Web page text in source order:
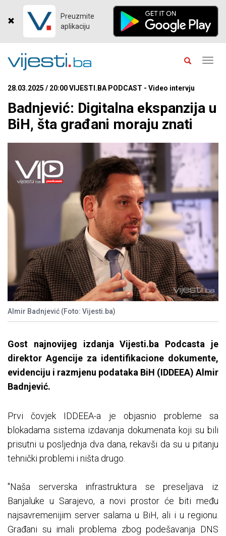
Preuzmite
aplikaciju
28.03.2025 / 20:00 VIJESTI.BA PODCAST - Video intervju
Badnjević: Digitalna ekspanzija u
BiH, šta građani moraju znati
Almir Badnjević (Foto: Vijesti.ba)
Gost najnovijeg izdanja Vijesti.ba Podcasta je
direktor Agencije za identifikacione dokumente,
evidenciju i razmjenu podataka BiH (IDDEEA) Almir
Badnjević.
Prvi čovjek IDDEEA-a je objasnio probleme sa
blokadama sistema izdavanja dokumenata koji su bili
prisutni u posljednja dva dana, rekavši da su u pitanju
tehnički problemi i ništa drugo.
"Naša serverska infrastruktura se preseljava iz
Banjaluke u Sarajevo, a novi prostor će biti među
najsavremenijim server salama u BiH, ali i u regionu.
Građani su imali problema zbog podešavanja DNS